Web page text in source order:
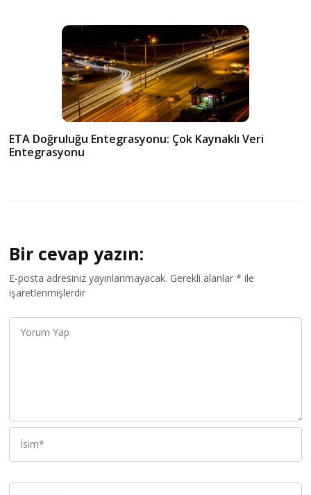
ETA Doğruluğu Entegrasyonu: Çok Kaynaklı Veri
Entegrasyonu
Bir cevap yazın:
E-posta adresiniz yayınlanmayacak. Gerekli alanlar* ile
işaretlenmişlerdir